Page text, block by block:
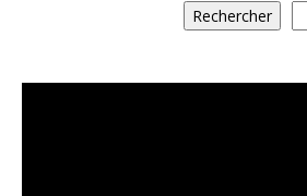
Rechercher